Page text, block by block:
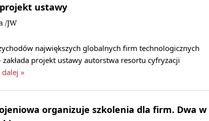
projekt ustawy
/JW
największych globalnych firm technologicznych
zakłada projekt ustawy autorstwa resortu cyfryzacji
dalej »
organizuje szkolenia dla firm. Dwa w